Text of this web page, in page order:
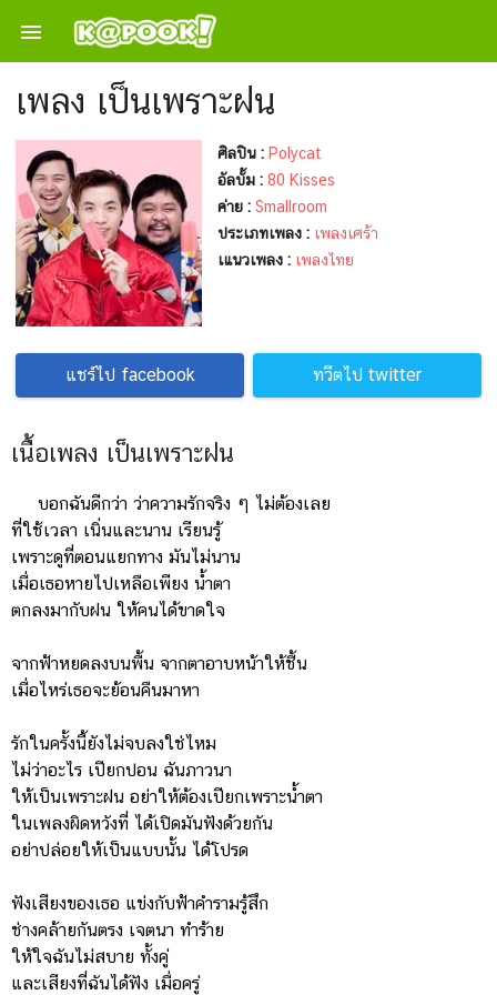

เพลง เป็นเพราะฝน
ศิลปิน : Polycat
อัลบั้ม : 80 Kisses
ค่าย : Smallroom
ประเภทเพลง : เพลงเศร้า
เแนวเพลง : เพลงไทย
แชร์ไป facebook ทวีตไป twitter
เนื้อเพลง เป็นเพราะฝน
บอกฉันดีกว่า ว่าความรักจริง ๆ ไม่ต้องเลย
ที่ใช้เวลา เนิ่นและนาน เรียนรู้
เพราะดูที่ตอนแยกทาง มันไม่นาน
เมื่อเธอหายไปเหลือเพียง น้ำตา
ตกลงมากับฝน ให้คนได้ขาดใจ
จากฟ้าหยดลงบนพื้น จากตาอาบหน้าให้ชื้น
เมื่อไหร่เธอจะย้อนคืนมาหา
รักในครั้งนี้ยังไม่จบลงใช่ไหม
ไม่ว่าอะไร เปียกปอน ฉันภาวนา
ให้เป็นเพราะฝน อย่าให้ต้องเปียกเพราะน้ำตา
ในเพลงผิดหวังที่ ได้เปิดมันฟังด้วยกัน
อย่าปล่อยให้เป็นแบบนั้น ได้โปรด
ฟังเสียงของเธอ แข่งกับฟ้าคำรามรู้สึก
ช่างคล้ายกันตรง เจตนา ทำร้าย
ให้ใจฉันไม่สบาย ทั้งคู่
และเสียงที่ฉันได้ฟัง เมื่อครู่